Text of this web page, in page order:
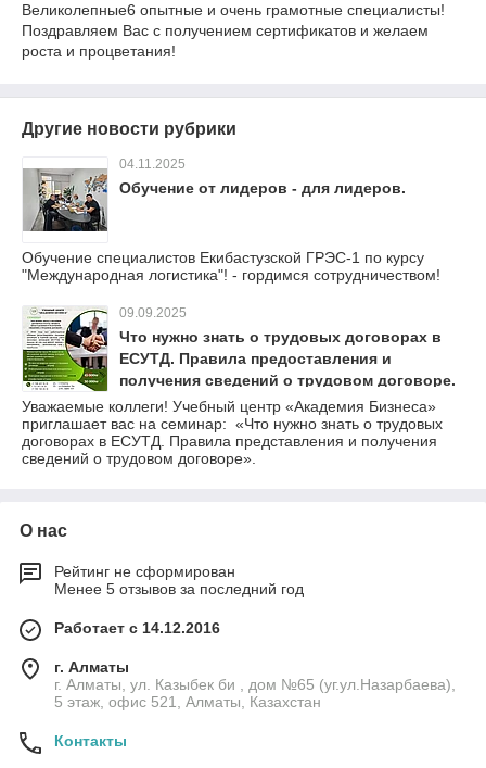
Великолепные6 опытные и очень грамотные специалисты!
Поздравляем Вас с получением сертификатов и желаем
роста и процветания!
Другие новости рубрики
04.11.2025
Обучение от лидеров - для лидеров.
Обучение специалистов Екибастузской ГРЭС-1 по курсу
"Международная логистика"! - гордимся сотрудничеством!
09.09.2025
Что нужно знать о трудовых договорах в
ЕСУТД. Правила предоставления и
получения сведений о трудовом договоре.
Уважаемые коллеги! Учебный центр «Академия Бизнеса»
приглашает вас на семинар: «Что нужно знать о трудовых
договорах в ЕСУТД. Правила представления и получения
сведений о трудовом договоре».
О нас
Рейтинг не сформирован
Менее 5 отзывов за последний год
Работает с 14.12.2016
г. Алматы
г. Алматы, ул. Казыбек би , дом №65 (уг.ул.Назарбаева),
5 этаж, офис 521, Алматы, Казахстан
Контакты